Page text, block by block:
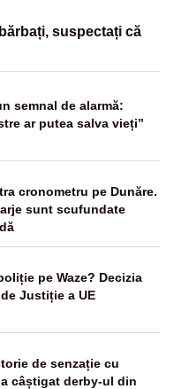
suspectați că
semnal de alarmă:
ar putea salva vieți”
cronometru pe Dunăre.
sunt scufundate
pe Waze? Decizia
Justiție a UE
de senzație cu
câștigat derby-ul din